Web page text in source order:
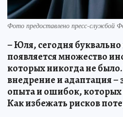
Фото предоставлено пресс-службой
– Юля, сегодня
появляется множество
которых никогда не
внедрение и адаптация –
опыта и ошибок,
Как избежать рисков